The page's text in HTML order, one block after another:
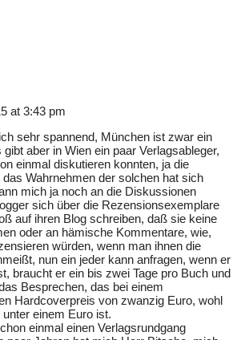
at 3:43 pm
sehr spannend, München ist zwar ein
aber in Wien ein paar Verlagsableger,
einmal diskutieren konnten, ja die
das Wahrnehmen der solchen hat sich
mich ja noch an die Diskussionen
sich über die Rezensionsexemplare
auf ihren Blog schreiben, daß sie keine
oder an hämische Kommentare, wie,
würden, wenn man ihnen die
nun ein jeder kann anfragen, wenn er
braucht er ein bis zwei Tage pro Buch und
Besprechen, das bei einem
Hardcoverpreis von zwanzig Euro, wohl
einem Euro ist.
einmal einen Verlagsrundgang